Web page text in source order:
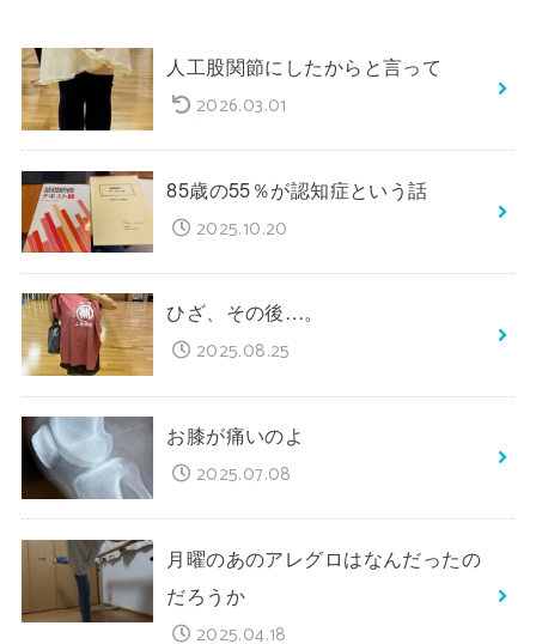
人工股関節にしたからと言って
2026.03.01
85歳の55％が認知症という話
2025.10.20
ひざ、その後…。
2025.08.25
お膝が痛いのよ
2025.07.08
月曜のあのアレグロはなんだったの
だろうか
2025.04.18